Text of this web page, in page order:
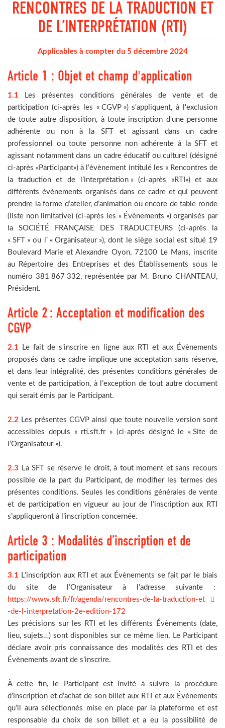
RENCONTRES DE LA TRADUCTION ET
DE L’INTERPRÉTATION (RTI)
Applicables à compter du 5 décembre 2024
Article 1 : Objet et champ d'application
1.1 Les présentes conditions générales de vente et de
participation (ci-après les « CGVP ») s'appliquent, à l'exclusion
de toute autre disposition, à toute inscription d'une personne
adhérente ou non à la SFT et agissant dans un cadre
professionnel ou toute personne non adhérente à la SFT et
agissant notamment dans un cadre éducatif ou culturel (désigné
ci-après «Participant») à l’évènement intitulé les « Rencontres de
la traduction et de l’interprétation » (ci-après «RTI») et aux
différents évènements organisés dans ce cadre et qui peuvent
prendre la forme d’atelier, d’animation ou encore de table ronde
(liste non limitative) (ci-après les « Évènements ») organisés par
la SOCIÉTÉ FRANÇAISE DES TRADUCTEURS (ci-après la
« SFT » ou l’ « Organisateur »), dont le siège social est situé 19
Boulevard Marie et Alexandre Oyon, 72100 Le Mans, inscrite
au Répertoire des Entreprises et des Établissements sous le
numéro 381 867 332, représentée par M. Bruno CHANTEAU,
Président.
Article 2 : Acceptation et modification des
CGVP
2.1 Le fait de s'inscrire en ligne aux RTI et aux Évènements
proposés dans ce cadre implique une acceptation sans réserve,
et dans leur intégralité, des présentes conditions générales de
vente et de participation, à l’exception de tout autre document
qui serait émis par le Participant.
2.2 Les présentes CGVP ainsi que toute nouvelle version sont
accessibles depuis « rti.sft.fr » (ci-après désigné le « Site de
l’Organisateur »).
2.3 La SFT se réserve le droit, à tout moment et sans recours
possible de la part du Participant, de modifier les termes des
présentes conditions. Seules les conditions générales de vente
et de participation en vigueur au jour de l’inscription aux RTI
s’appliqueront à l’inscription concernée.
Article 3 : Modalités d’inscription et de
participation
3.1 L’inscription aux RTI et aux Évènements se fait par le biais
du site de l’Organisateur à l’adresse suivante :
https://www.sft.fr/fr/agenda/rencontres-de-la-traduction-et
-de-l-interpretation-2e-edition-172
Les précisions sur les RTI et les différents Évènements (date,
lieu, sujets…) sont disponibles sur ce même lien. Le Participant
déclare avoir pris connaissance des modalités des RTI et des
Évènements avant de s’inscrire.
À cette fin, le Participant est invité à suivre la procédure
d’inscription et d’achat de son billet aux RTI et aux Évènements
qu’il aura sélectionnés mise en place par la plateforme et est
responsable du choix de son billet et a eu la possibilité de